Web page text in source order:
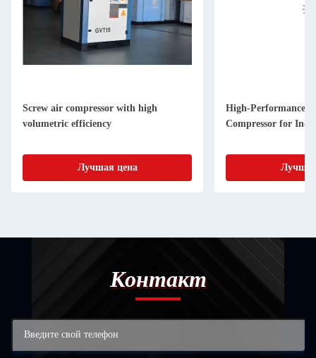
Screw air compressor with high
volumetric efficiency
Лучшая цена
High-Performance
Compressor for
Контакт